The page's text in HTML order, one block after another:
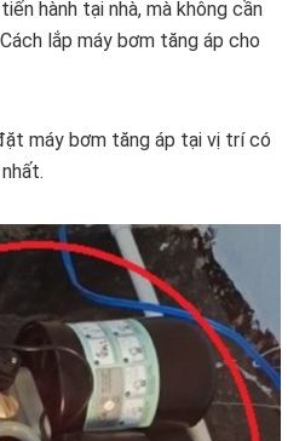
hành tại nhà, mà không cần
lắp máy bơm tăng áp cho
máy bơm tăng áp tại vị trí có